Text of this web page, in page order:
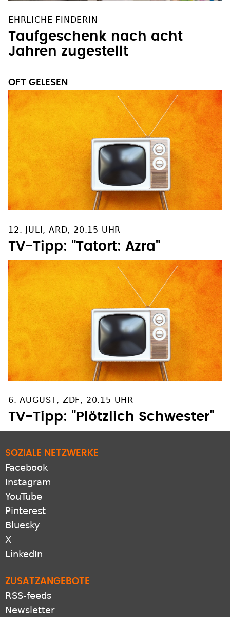
EHRLICHE FINDERIN
Taufgeschenk nach acht
Jahren zugestellt
OFT GELESEN
12. JULI, ARD, 20.15 UHR
TV-Tipp: "Tatort: Azra"
6. AUGUST, ZDF, 20.15 UHR
TV-Tipp: "Plötzlich Schwester"
SOZIALE NETZWERKE
Facebook
Instagram
YouTube
Pinterest
Bluesky
X
LinkedIn
ZUSATZANGEBOTE
RSS-feeds
Newsletter